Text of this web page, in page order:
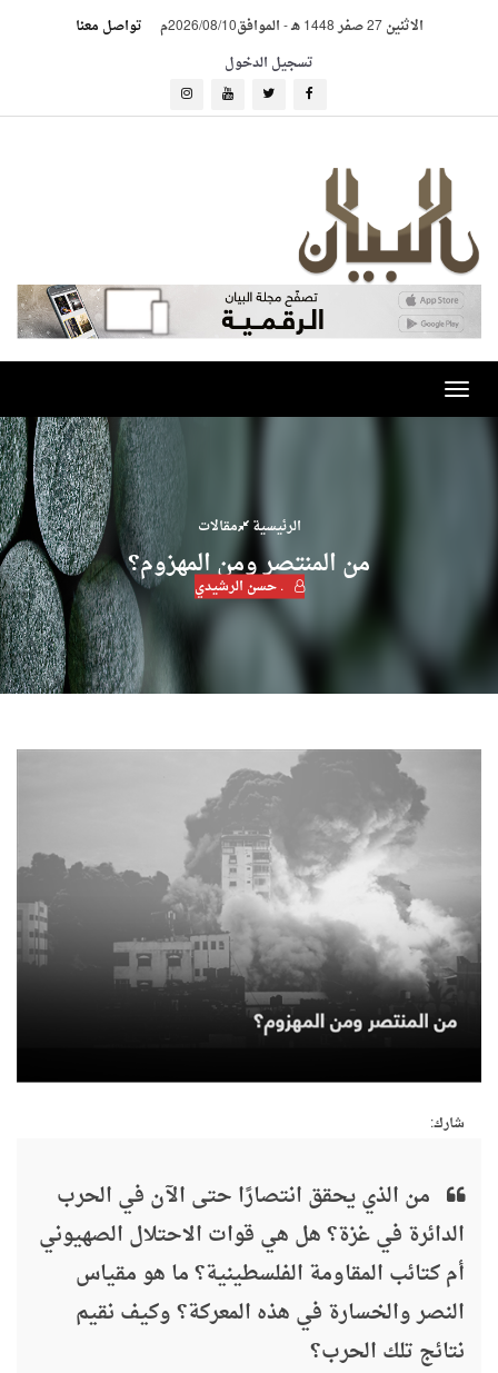
الاثنين 27 صفر 1448 هـ -الموافق2026/08/10م
تواصل معنا
تسجيل الدخول
Toggle
navigation
الرئيسية مقالات
من المنتصر ومن المهزوم؟
. حسن الرشيدي
شارك:
من الذي يحقق انتصارًا حتى الآن في الحرب
الدائرة في غزة؟ هل هي قوات الاحتلال الصهيوني
أم كتائب المقاومة الفلسطينية؟ ما هو مقياس
النصر والخسارة في هذه المعركة؟ وكيف نقيم
نتائج تلك الحرب؟